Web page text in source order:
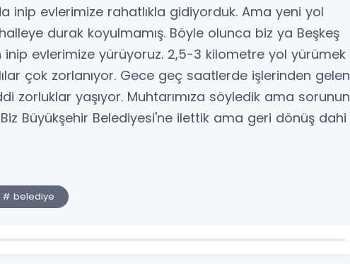
inip evlerimize rahatlıkla gidiyorduk. Ama yeni yol
durak koyulmamış. Böyle olunca biz ya Beşkeş
evlerimize yürüyoruz. 2,5-3 kilometre yol yürümek
çok zorlanıyor. Gece geç saatlerde işlerinden gelen
zorluklar yaşıyor. Muhtarımıza söyledik ama sorunun
Büyükşehir Belediyesi'ne ilettik ama geri dönüş dahi
# belediye